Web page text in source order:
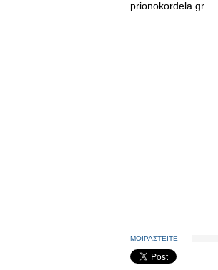
prionokordela.gr
ΜΟΙΡΑΣΤΕΙΤΕ